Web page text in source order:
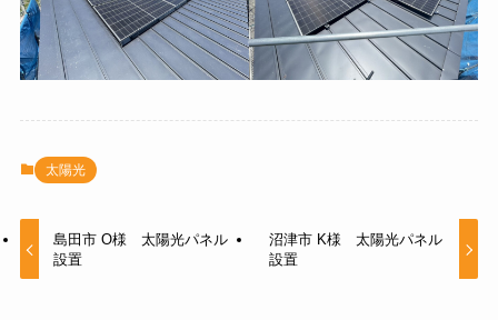
太陽光
島田市 O様 太陽光パネル
設置
沼津市 K様 太陽光パネル
設置